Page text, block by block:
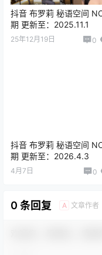
抖音 布罗莉 秘语空间
期 更新至：2025.11.1
25年12月19日 0
抖音 布罗莉 秘语空间
期 更新至：2026.4.3
4月7日 0
0 条回复 A 文章作者